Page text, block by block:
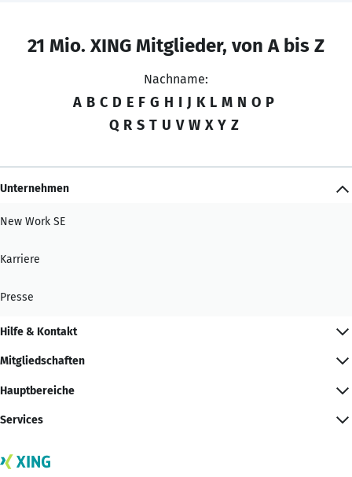
21 Mio. XING Mitglieder, von A bis Z
Nachname:
A B C D E F G H I J K L M N O P
Q R S T U V W X Y Z
Unternehmen
New Work SE
Karriere
Presse
Hilfe & Kontakt
Mitgliedschaften
Hauptbereiche
Services